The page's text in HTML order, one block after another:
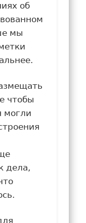
об
мы
чтобы
могли
дела,